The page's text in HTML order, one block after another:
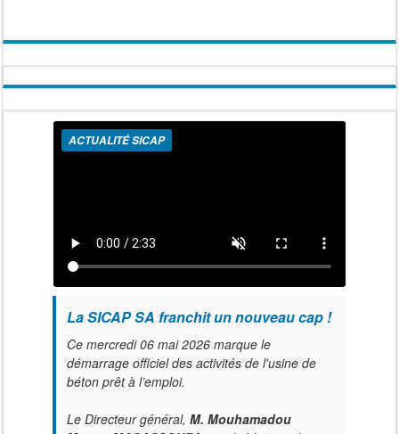
ACTUALITÉ SICAP
La SICAP SA franchit un nouveau cap !
Ce mercredi 06 mai 2026 marque le
démarrage officiel des activités de l'usine de
béton prêt à l’emploi.
Le Directeur général, M. Mouhamadou